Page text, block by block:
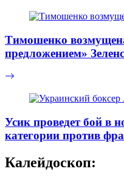
Тимошенко
предложением»
Усик проведет бой в
категории против
Калейдоскоп: